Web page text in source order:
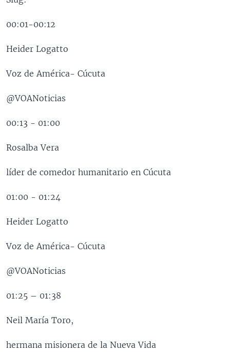
NOTA ECONÓMICA
ENTRETENIMIENTO
Idiomas
00:01-00:12
Heider Logatto
Voz de América- Cúcuta
@VOANoticias
00:13 - 01:00
Rosalba Vera
líder de comedor humanitario en Cúcuta
01:00 - 01:24
Heider Logatto
Voz de América- Cúcuta
@VOANoticias
01:25 – 01:38
Neil María Toro,
hermana misionera de la Nueva Vida